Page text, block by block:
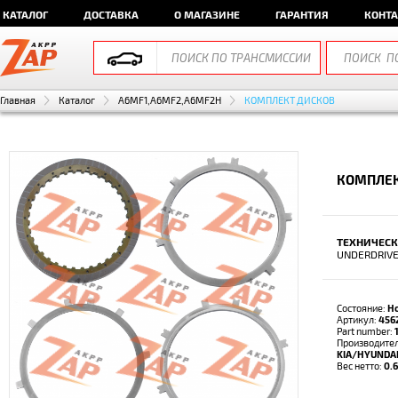
КАТАЛОГ ДОСТАВКА О МАГАЗИНЕ ГАРАНТИЯ
Главная Каталог A6MF1,A6MF2,A6MF2H КОМПЛЕКТ ДИСКОВ
Состояние:
Артикул:
Part number:
KIA/HYUNDAI
Вес нетто: